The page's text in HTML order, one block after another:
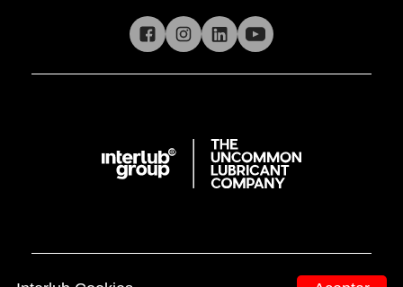
Síguenos en redes sociales